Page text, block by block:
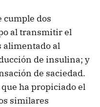
cumple dos
al transmitir el
alimentado al
de insulina; y
de saciedad.
ha propiciado el
similares